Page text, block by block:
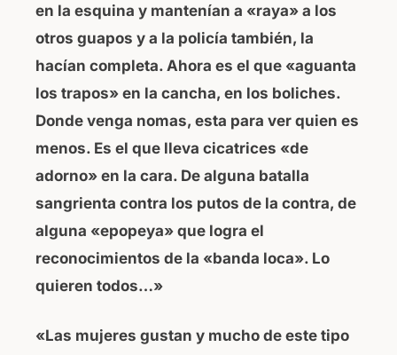
en la esquina y mantenían a «raya» a los
otros guapos y a la policía también, la
hacían completa. Ahora es el que «aguanta
los trapos» en la cancha, en los boliches.
Donde venga nomas, esta para ver quien es
menos. Es el que lleva cicatrices «de
adorno» en la cara. De alguna batalla
sangrienta contra los putos de la contra, de
alguna «epopeya» que logra el
reconocimientos de la «banda loca». Lo
quieren todos…»
«Las mujeres gustan y mucho de este tipo